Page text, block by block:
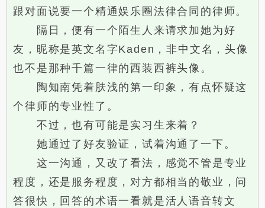
跟对面说要一个精通娱乐圈法律合同的律师。
隔日，便有一个陌生人来请求加她为好
友，昵称是英文名字Kaden，非中文名，头像
也不是那种千篇一律的西装西裤头像。
陶知南凭着肤浅的第一印象，有点怀疑这
个律师的专业性了。
不过，也有可能是实习生来着？
她通过了好友验证，试着沟通了一下。
这一沟通，又改了看法，感觉不管是专业
程度，还是服务程度，对方都相当的敬业，问
答很快，回答的术语一看就是活人语音转文